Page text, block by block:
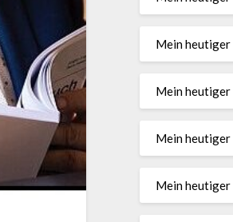
Mein heutiger
Mein heutiger
Mein heutiger
Mein heutiger